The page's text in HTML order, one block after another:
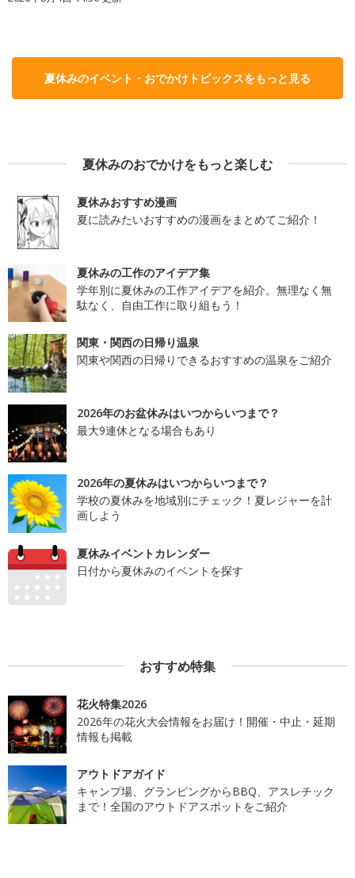
夏休みのイベント・おでかけトピックスをもっと見る
夏休みのおでかけをもっと楽しむ
夏休みおすすめ漫画
夏に読みたいおすすめの漫画をまとめてご紹介！
夏休みの工作のアイデア集
学年別に夏休みの工作アイデアを紹介。無理なく無
駄なく、自由工作に取り組もう！
関東・関西の日帰り温泉
関東や関西の日帰りできるおすすめの温泉をご紹介
2026年のお盆休みはいつからいつまで？
最大9連休となる場合もあり
2026年の夏休みはいつからいつまで？
学校の夏休みを地域別にチェック！夏レジャーを計
画しよう
夏休みイベントカレンダー
日付から夏休みのイベントを探す
おすすめ特集
花火特集2026
2026年の花火大会情報をお届け！開催・中止・延期
情報も掲載
アウトドアガイド
キャンプ場、グランピングからBBQ、アスレチック
まで！全国のアウトドアスポットをご紹介